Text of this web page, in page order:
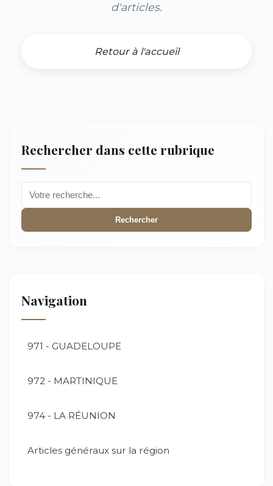
d'articles.
Retour à l'accueil
Rechercher dans cette rubrique
Rechercher
Navigation
971 - GUADELOUPE
972 - MARTINIQUE
974 - LA RÉUNION
Articles généraux sur la région